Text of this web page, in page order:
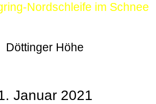
Nordschleife im Schnee
Döttinger Höhe
Januar 2021